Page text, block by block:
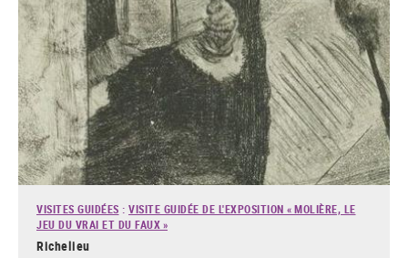
VISITES GUIDÉES : VISITE GUIDÉE DE L'EXPOSITION « MOLIÈRE, LE
JEU DU VRAI ET DU FAUX »
Richelieu